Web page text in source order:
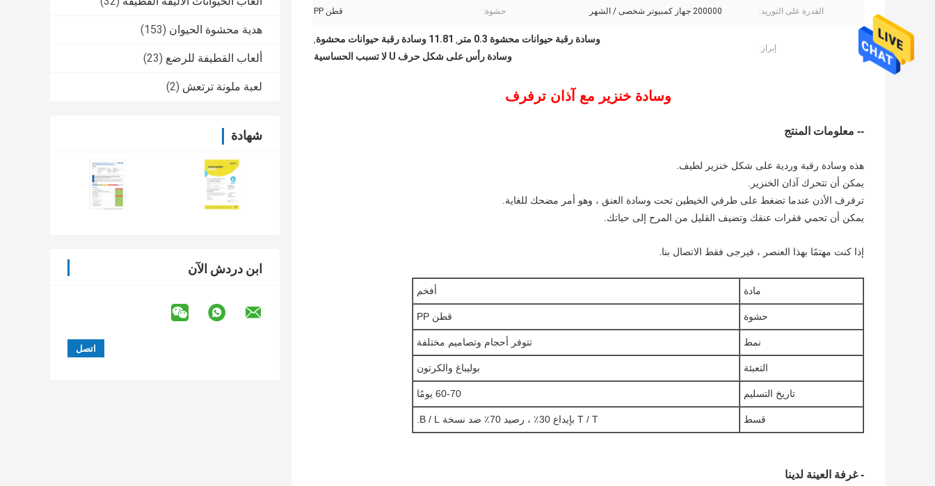
هدية محشوة الحيوان (153)
ألعاب القطيفة للرضع (23)
لعبة ملونة ترتعش (2)
شهادة
ابن دردش الآن
القدرة على التوريد: 200000 جهاز كمبيوتر شخصى / الشهر حشوة: قطن PP
إبراز:
وسادة رقبة حيوانات محشوة 0.3 متر , 11.81 وسادة رقبة حيوانات محشوة ,
وسادة رأس على شكل حرف U لا تسبب الحساسية
وسادة خنزير مع آذان ترفرف
-- معلومات المنتج
هذه وسادة رقبة وردية على شكل خنزير لطيف.
يمكن أن تتحرك آذان الخنزير.
ترفرف الأذن عندما تضغط على طرفي الخيطين تحت وسادة العنق ، وهو أمر مضحك للغاية.
يمكن أن تحمي فقرات عنقك وتضيف القليل من المرح إلى حياتك.
إذا كنت مهتمًا بهذا العنصر ، فيرجى فقط الاتصال بنا.
مادة أفخم
حشوة قطن PP
نمط تتوفر أحجام وتصاميم مختلفة
التعبئة بوليباغ والكرتون
تاريخ التسليم 60-70 يومًا
قسط T / T بإيداع 30٪ ، رصيد 70٪ ضد نسخة B / L.
- غرفة العينة لدينا